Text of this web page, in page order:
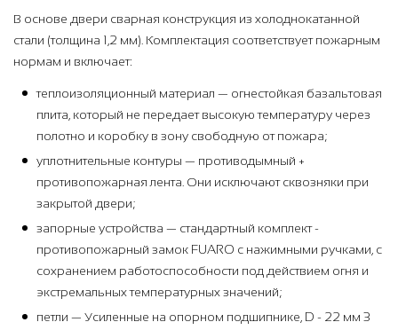
В основе двери сварная конструкция из холоднокатанной
стали (толщина 1,2 мм). Комплектация соответствует пожарным
нормам и включает:
теплоизоляционный материал — огнестойкая базальтовая
плита, который не передает высокую температуру через
полотно и коробку в зону свободную от пожара;
уплотнительные контуры — противодымный +
противопожарная лента. Они исключают сквозняки при
закрытой двери;
запорные устройства — стандартный комплект -
противопожарный замок FUARO с нажимными ручками, с
сохранением работоспособности под действием огня и
экстремальных температурных значений;
петли — Усиленные на опорном подшипнике, D - 22 мм 3